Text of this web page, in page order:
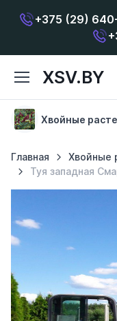
+375 (29)
XSV.BY
Хвойные
Главная Хвойные
Туя западная